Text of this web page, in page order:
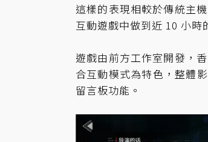
這樣的表現相較於傳統主
互動遊戲中做到近 10 小時
遊戲由前方工作室開發，
合互動模式為特色，整體
留言板功能。